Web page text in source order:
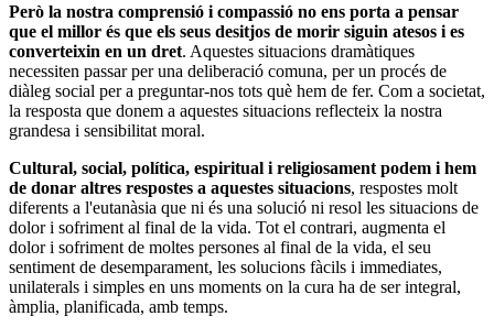
Però la nostra comprensió i compassió no ens porta a pensar
que el millor és que els seus desitjos de morir siguin atesos i es
converteixin en un dret. Aquestes situacions dramàtiques
necessiten passar per una deliberació comuna, per un procés de
diàleg social per a preguntar-nos tots què hem de fer. Com a societat,
la resposta que donem a aquestes situacions reflecteix la nostra
grandesa i sensibilitat moral.
Cultural, social, política, espiritual i religiosament podem i hem
de donar altres respostes a aquestes situacions, respostes molt
diferents a l'eutanàsia que ni és una solució ni resol les situacions de
dolor i sofriment al final de la vida. Tot el contrari, augmenta el
dolor i sofriment de moltes persones al final de la vida, el seu
sentiment de desemparament, les solucions fàcils i immediates,
unilaterals i simples en uns moments on la cura ha de ser integral,
àmplia, planificada, amb temps.